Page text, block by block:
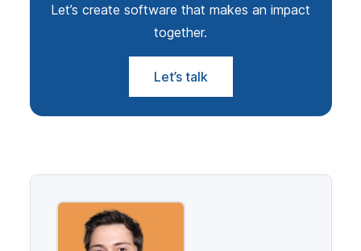
Let’s create software that makes an impact
together.
Let’s talk